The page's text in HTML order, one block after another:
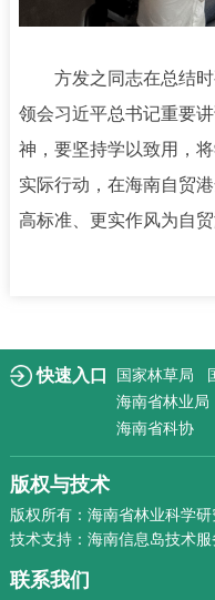
方发之同志在总结
领会习近平总书记重要
神，要坚持学以致用，
实际行动，在海南自贸
高标准、更实作风为自
快速入口 国家林草局
海南省林业局
海南省科协
版权与技术
版权所有：海南省林业科学
技术支持：海南信息岛技术服
联系我们